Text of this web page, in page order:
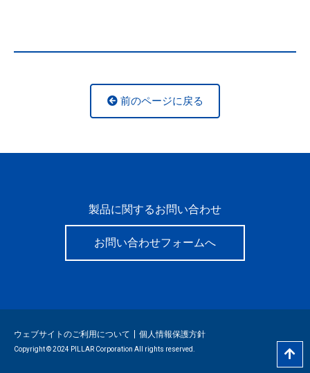
前のページに戻る
製品に関するお問い合わせ
お問い合わせフォームへ
ウェブサイトのご利用について 個人情報保護方針
Copyright © 2024 PILLAR Corporation All rights reserved.